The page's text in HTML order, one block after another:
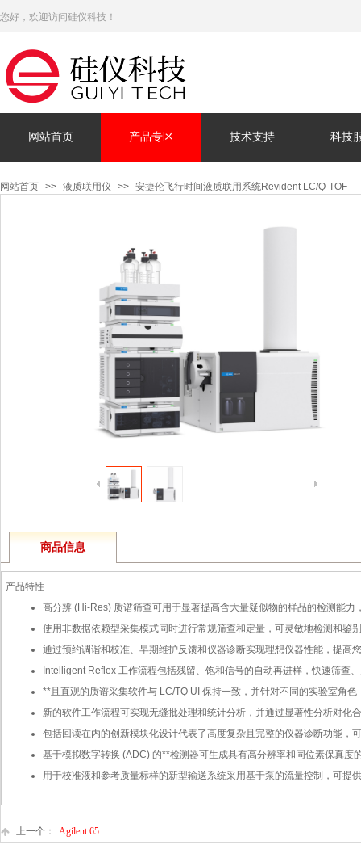
您好，欢迎访问硅仪科技！
网站首页 产品专区 技术支持 科技
网站首页 >> 液质联用仪 >> 安捷伦飞行时间液质联用系统Revident LC/Q-TOF
商品信息
产品特性
高分辨 (Hi-Res) 质谱筛查可用于显著提高含大量疑似物的样品的检测能力
使用非数据依赖型采集模式同时进行常规筛查和定量，可灵敏地检测和鉴
通过预约调谐和校准、早期维护反馈和仪器诊断实现理想仪器性能，提高
Intelligent Reflex 工作流程包括残留、饱和信号的自动再进样，快速筛查
**且直观的质谱采集软件与 LC/TQ UI 保持一致，并针对不同的实验室角
新的软件工作流程可实现无缝批处理和统计分析，并通过显著性分析对化
包括回读在内的创新模块化设计代表了高度复杂且完整的仪器诊断功能
基于模拟数字转换 (ADC) 的**检测器可生成具有高分辨率和同位素保真
用于校准液和参考质量标样的新型输送系统采用基于泵的流量控制，可提
上一个： Agilent 65......